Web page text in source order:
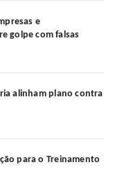
e
golpe com falsas
alinham plano contra
para o Treinamento